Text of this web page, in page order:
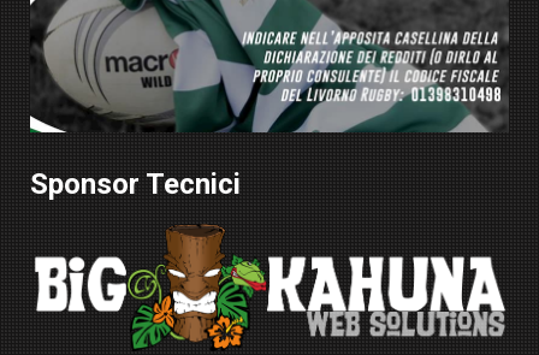
Sponsor Tecnici